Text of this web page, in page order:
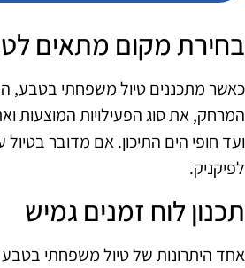
בחירת מקום מתאים
כאשר מתכננים טיול משפחתי בטבע,
המרחק, את סוג הפעילויות המוצעות
ועד חופי הים התיכון. אם מדובר
לפיקניק.
תכנון לוח זמנים גמיש
אחד היתרונות של טיול משפחתי בטבע